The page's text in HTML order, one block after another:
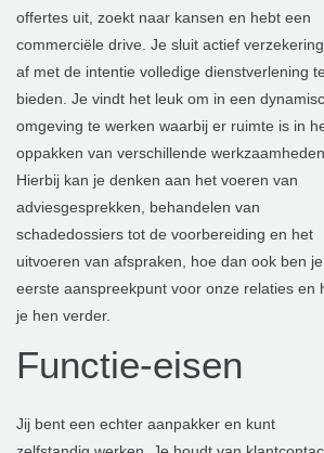
offertes uit, zoekt naar kansen en hebt een
commerciële drive. Je sluit actief
af met de intentie volledige dienstverlening te
bieden. Je vindt het leuk om in een
omgeving te werken waarbij er ruimte is in
oppakken van verschillende werkzaamheden.
Hierbij kan je denken aan het voeren van
adviesgesprekken, behandelen van
schadedossiers tot de voorbereiding en het
uitvoeren van afspraken, hoe dan ook ben
eerste aanspreekpunt voor onze relaties en
je hen verder.
Functie-eisen
Jij bent een echter aanpakker en kunt